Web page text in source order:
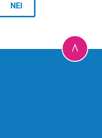
NEI